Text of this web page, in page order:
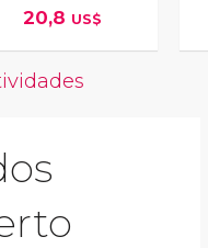
20,8 US$